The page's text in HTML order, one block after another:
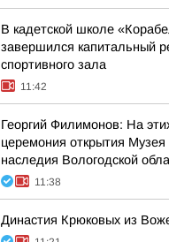
В кадетской школе
завершился капитальный
спортивного зала
11:42
Георгий Филимонов: На
церемония открытия Музея
наследия Вологодской
11:38
Династия Крюковых из